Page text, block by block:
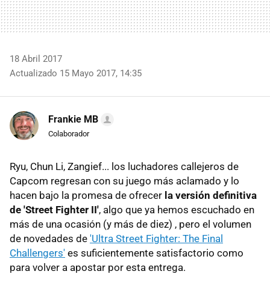
18 Abril 2017
Actualizado 15 Mayo 2017, 14:35
Frankie MB
Colaborador
Ryu, Chun Li, Zangief... los luchadores callejeros de
Capcom regresan con su juego más aclamado y lo
hacen bajo la promesa de ofrecer la versión definitiva
de 'Street Fighter II', algo que ya hemos escuchado en
más de una ocasión (y más de diez) , pero el volumen
de novedades de 'Ultra Street Fighter: The Final
Challengers' es suficientemente satisfactorio como
para volver a apostar por esta entrega.